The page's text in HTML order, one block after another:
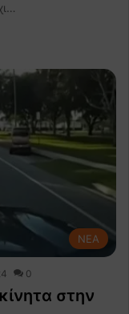
NEA
0
στην